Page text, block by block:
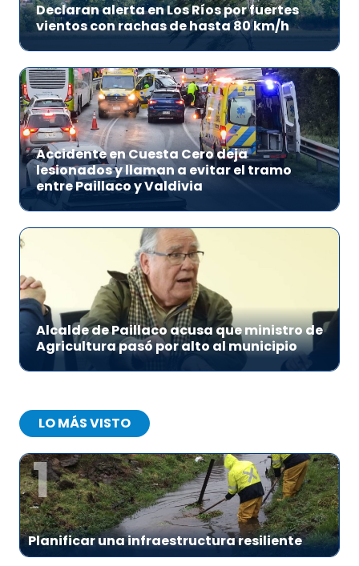
Declaran alerta en Los Ríos por fuertes
vientos con rachas de hasta 80 km/h
Accidente en Cuesta Cero deja
lesionados y llaman a evitar el tramo
entre Paillaco y Valdivia
Alcalde de Paillaco acusa que ministro de
Agricultura pasó por alto al municipio
LO MÁS VISTO
1
Planificar una infraestructura resiliente